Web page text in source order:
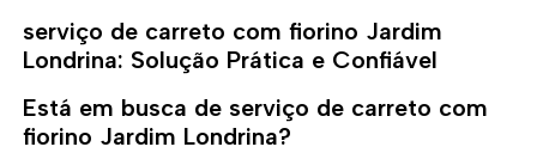
serviço de carreto com fiorino Jardim
Londrina: Solução Prática e Confiável
Está em busca de serviço de carreto com
fiorino Jardim Londrina?